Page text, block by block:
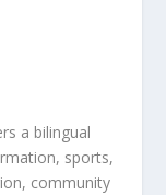
a bilingual
sports,
community